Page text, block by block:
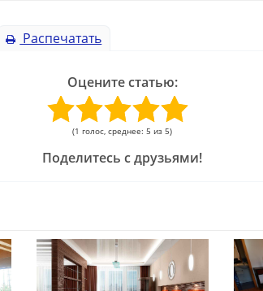
Распечатать
Оцените статью:
(1 голос, среднее: 5 из 5)
Поделитесь с друзьями!